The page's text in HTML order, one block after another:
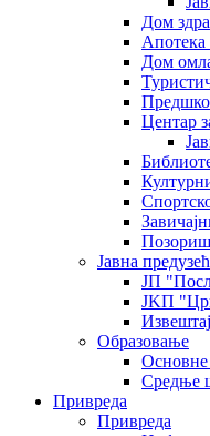
Дом
Дом
Центар
Јавна
ЈП
ЈKП
Образовање
Средње
Привреда
Привреда